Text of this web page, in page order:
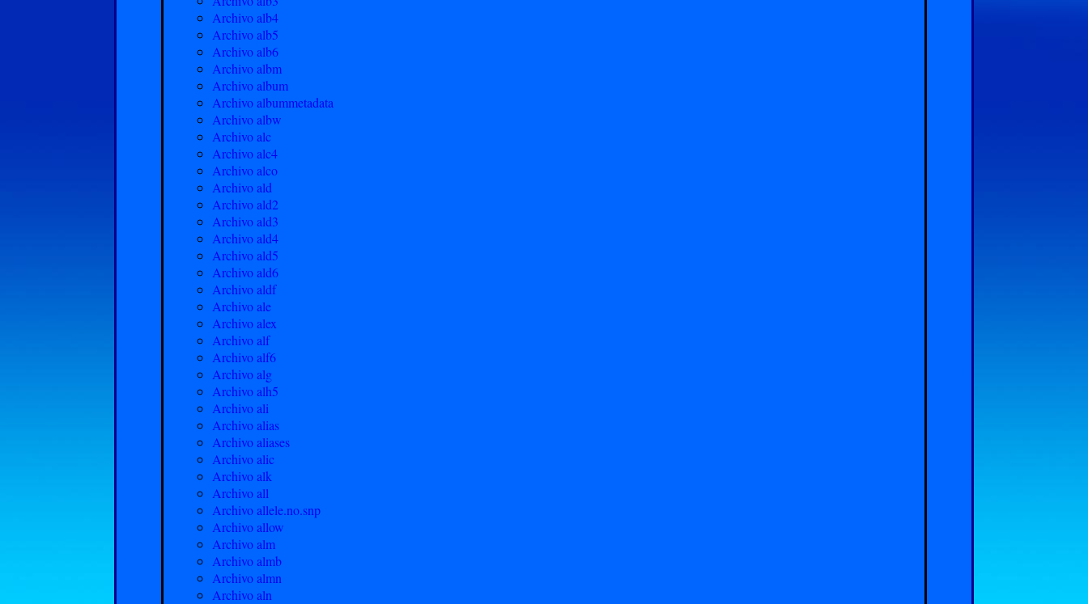
Archivo alb4
Archivo alb5
Archivo alb6
Archivo albm
Archivo album
Archivo albummetadata
Archivo albw
Archivo alc
Archivo alc4
Archivo alco
Archivo ald
Archivo ald2
Archivo ald3
Archivo ald4
Archivo ald5
Archivo ald6
Archivo aldf
Archivo ale
Archivo alex
Archivo alf
Archivo alf6
Archivo alg
Archivo alh5
Archivo ali
Archivo alias
Archivo aliases
Archivo alic
Archivo alk
Archivo all
Archivo allele.no.snp
Archivo allow
Archivo alm
Archivo almb
Archivo almn
Archivo aln